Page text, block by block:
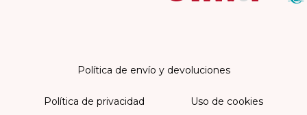
Política de envío y devoluciones
Política de privacidad Uso de cookies